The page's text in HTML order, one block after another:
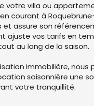
votre villa ou
courant à
assure son
ajuste vos tarifs en
au long de la saison.
immobilière,
saisonnière une
votre tranquillité.